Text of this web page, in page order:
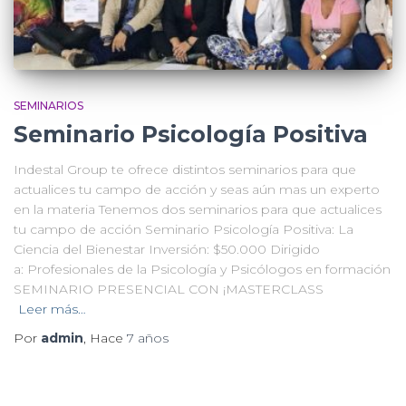
SEMINARIOS
Seminario Psicología Positiva
Indestal Group te ofrece distintos seminarios para que
actualices tu campo de acción y seas aún mas un experto
en la materia Tenemos dos seminarios para que actualices
tu campo de acción Seminario Psicología Positiva: La
Ciencia del Bienestar Inversión: $50.000 Dirigido
a: Profesionales de la Psicología y Psicólogos en formación
SEMINARIO PRESENCIAL CON ¡MASTERCLASS
Leer más…
Por admin, Hace 7 años